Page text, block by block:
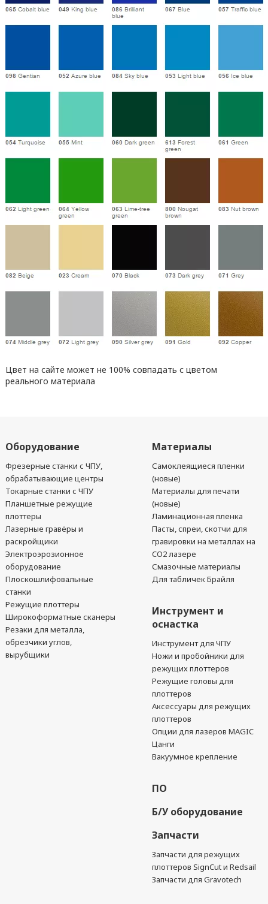
Цвет на сайте может не 100% совпадать с цветом
реального материала
Оборудование
Фрезерные станки с ЧПУ,
обрабатывающие центры
Токарные станки с ЧПУ
Планшетные режущие
плоттеры
Лазерные гравёры и
раскройщики
Электроэрозионное
оборудование
Плоскошлифовальные
станки
Режущие плоттеры
Широкоформатные сканеры
Резаки для металла,
обрезчики углов,
вырубщики
Материалы
Самоклеящиеся пленки
(новые)
Материалы для печати
(новые)
Ламинационная пленка
Пасты, спреи, скотчи для
гравировки на металлах на
CO2 лазере
Смазочные материалы
Для табличек Брайля
Инструмент и
оснастка
Инструмент для ЧПУ
Ножи и пробойники для
режущих плоттеров
Режущие головы для
плоттеров
Аксессуары для режущих
плоттеров
Опции для лазеров MAGIC
Цанги
Вакуумное крепление
ПО
Б/У оборудование
Запчасти
Запчасти для режущих
плоттеров SignCut и Redsail
Запчасти для Gravotech